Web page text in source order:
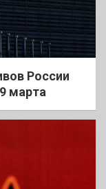
России
марта